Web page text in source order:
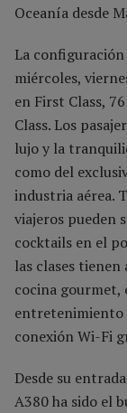
Oceanía desde
La
miércoles,
en First Class,
Class. Los
lujo y la
como del
industria aérea.
viajeros pueden
cocktails en el
las clases
cocina gourmet,
entretenimiento
conexión Wi-Fi
Desde su
A380 ha sido el